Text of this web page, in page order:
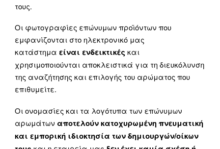
τους.
Οι φωτογραφίες επώνυμων προϊόντων που
εμφανίζονται στο ηλεκτρονικό μας
κατάστημα είναι ενδεικτικές και
χρησιμοποιούνται αποκλειστικά για τη διευκόλυνση
της αναζήτησης και επιλογής του αρώματος που
επιθυμείτε.
Οι ονομασίες και τα λογότυπα των επώνυμων
αρωμάτων αποτελούν κατοχυρωμένη πνευματική
και εμπορική ιδιοκτησία των δημιουργών/οίκων